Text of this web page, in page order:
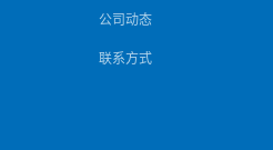
公司动态
联系方式